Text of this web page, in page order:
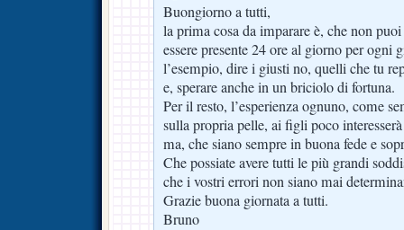
Buongiorno a tutti,
la prima cosa da imparare è, che non
essere presente 24 ore al giorno per
l’esempio, dire i giusti no, quelli che tu
e, sperare anche in un briciolo di fortuna.
Per il resto, l’esperienza ognuno, come
sulla propria pelle, ai figli poco
ma, che siano sempre in buona fede e
Che possiate avere tutti le più grandi
che i vostri errori non siano mai
Grazie buona giornata a tutti.
Bruno